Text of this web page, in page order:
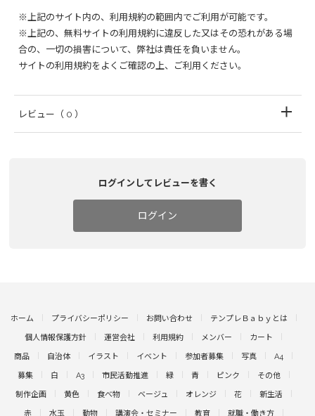
※上記のサイト内の、利用規約の範囲内でご利用が可能です。
※上記の、無料サイトの利用規約に違反した又はその恐れがある場
合の、一切の損害について、弊社は責任を負いません。
サイトの利用規約をよくご確認の上、ご利用ください。
レビュー （ 0 ）
ログインしてレビューを書く
ログイン
ホーム プライバシーポリシー お問い合わせ テンプレＢａｂｙとは
個人情報保護方針 運営会社 利用規約 メンバー カート
商品 自治体 イラスト イベント 参加者募集 写真 A4
募集 白 A3 市民活動推進 緑 青 ピンク その他
制作企画 黄色 食べ物 ベージュ オレンジ 花 新生活
赤 水玉 動物 講演会・セミナー 教育 就職・働き方